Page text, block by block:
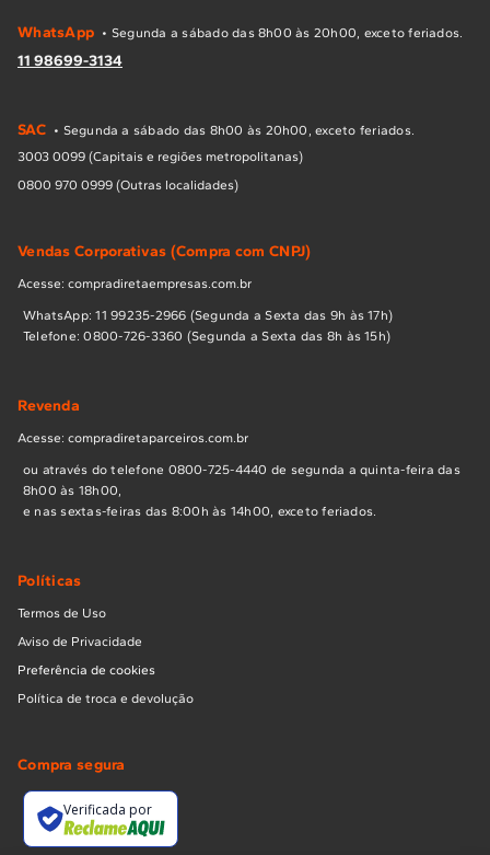
WhatsApp • Segunda a sábado das 8h00 às 20h00, exceto feriados.
11 98699-3134
SAC • Segunda a sábado das 8h00 às 20h00, exceto feriados.
3003 0099 (Capitais e regiões metropolitanas)
0800 970 0999 (Outras localidades)
Vendas Corporativas (Compra com CNPJ)
Acesse: compradiretaempresas.com.br
WhatsApp: 11 99235-2966 (Segunda a Sexta das 9h às 17h)
Telefone: 0800-726-3360 (Segunda a Sexta das 8h às 15h)
Revenda
Acesse: compradiretaparceiros.com.br
ou através do telefone 0800-725-4440 de segunda a quinta-feira das
8h00 às 18h00,
e nas sextas-feiras das 8:00h às 14h00, exceto feriados.
Políticas
Termos de Uso
Aviso de Privacidade
Preferência de cookies
Política de troca e devolução
Compra segura
Verificada por